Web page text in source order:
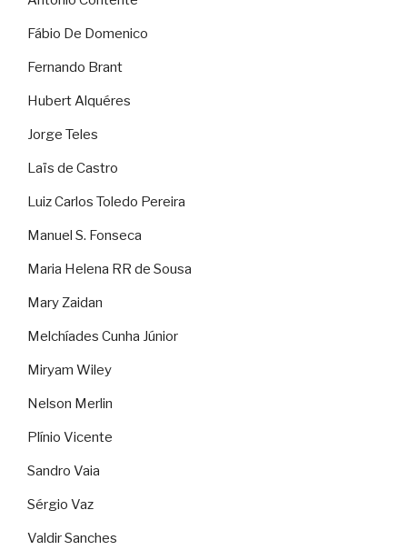
Fábio De Domenico
Fernando Brant
Hubert Alquéres
Jorge Teles
Laïs de Castro
Luiz Carlos Toledo Pereira
Manuel S. Fonseca
Maria Helena RR de Sousa
Mary Zaidan
Melchíades Cunha Júnior
Miryam Wiley
Nelson Merlin
Plínio Vicente
Sandro Vaia
Sérgio Vaz
Valdir Sanches